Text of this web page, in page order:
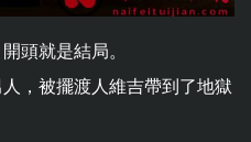
頭就是結局。
，被擺渡人維吉帶到了地獄